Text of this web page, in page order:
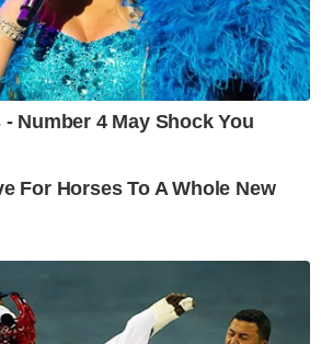
Number 4 May Shock You
For Horses To A Whole New